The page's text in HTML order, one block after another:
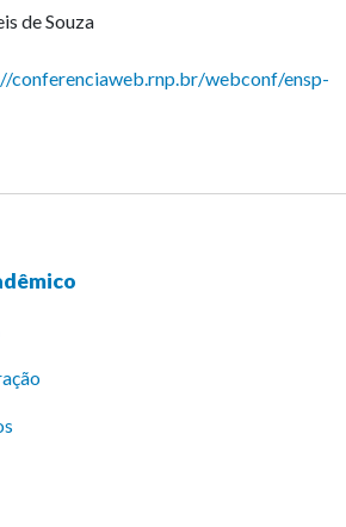
de Souza
conferenciaweb.rnp.br/webconf/ensp-